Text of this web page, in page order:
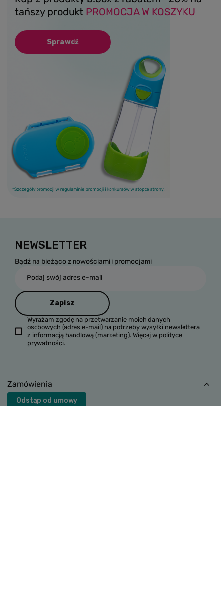
tańszy produkt PROMOCJA W KOSZYKU
Sprawdź
NEWSLETTER
Bądź na bieżąco z nowościami i promocjami
Podaj swój adres e-mail
Zapisz
Wyrażam zgodę na przetwarzanie moich danych
osobowych (adres e-mail) na potrzeby wysyłki newslettera
z informacją handlową (marketing). Więcej w polityce
prywatności.
Zamówienia
Odstąp od umowy